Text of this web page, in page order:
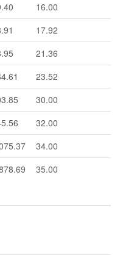
16.00
17.92
21.36
23.52
30.00
32.00
34.00
35.00